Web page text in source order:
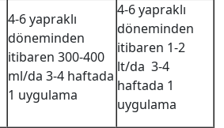
4-6 yapraklı
döneminden
itibaren 300-400
ml/da 3-4 haftada
1 uygulama
4-6 yapraklı
döneminden
itibaren 1-2
lt/da 3-4
haftada 1
uygulama